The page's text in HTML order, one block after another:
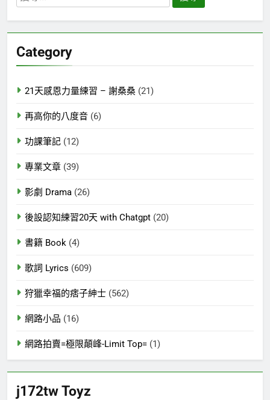
尋
字:
Category
21天感恩力量練習 – 謝桑桑 (21)
再高你的八度音 (6)
功課筆記 (12)
專業文章 (39)
影劇 Drama (26)
後設認知練習20天 with Chatgpt (20)
書籍 Book (4)
歌詞 Lyrics (609)
狩獵幸福的痞子紳士 (562)
網路小品 (16)
網路拍賣=極限顛峰-Limit Top= (1)
j172tw Toyz